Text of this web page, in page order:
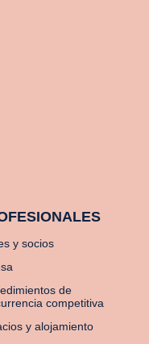
y socios
de
competitiva
y alojamiento